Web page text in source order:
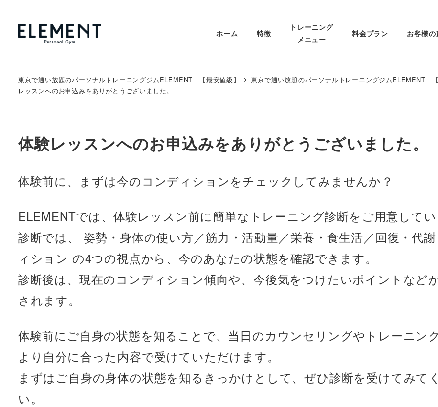
ホーム 特徴
トレーニング
メニュー
料金プラン お客様の
東京で通い放題のパーソナルトレーニングジムELEMENT｜【最安値級】
東京で通い放題のパーソナルトレーニングジムELEMENT｜
レッスンへのお申込みをありがとうございました。
体験レッスンへのお申込みをありがとうございました。
体験前に、まずは今のコンディションをチェックしてみませんか？
ELEMENTでは、体験レッスン前に簡単なトレーニング診断をご用意して
診断では、 姿勢・身体の使い方／筋力・活動量／栄養・食生活／回復・代
ィション の4つの視点から、今のあなたの状態を確認できます。
診断後は、現在のコンディション傾向や、今後気をつけたいポイントなど
されます。
体験前にご自身の状態を知ることで、当日のカウンセリングやトレーニン
より自分に合った内容で受けていただけます。
まずはご自身の身体の状態を知るきっかけとして、ぜひ診断を受けてみて
い。